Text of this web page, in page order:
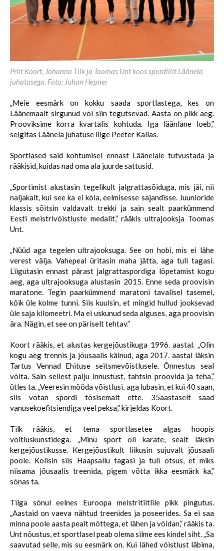
Priit Koort, Johanna Tilk ja Toomas Unt koos spordiliit Läänela
juhatusega. Foto: Juhan Hepner
„Meie eesmärk on kokku saada sportlastega, kes on
Läänemaalt sirgunud või siin tegutsevad. Aasta on pikk aeg.
Prooviksime korra kvartalis kohtuda. Iga läänlane loeb,”
selgitas Läänela juhatuse liige Peeter Kallas.
Sportlased said kohtumisel ennast Läänelale tutvustada ja
rääkisid, kuidas nad oma ala juurde sattusid.
„Sportimist alustasin tegelikult jalgrattasõiduga, mis jäi, nii
naljakalt, kui see ka ei kõla, eelmisesse sajandisse. Juunioride
klassis sõitsin valdavalt trekki ja sain sealt paarkümmend
Eesti meistrivõistluste medalit,” rääkis ultrajooksja Toomas
Unt.
„Nüüd aga tegelen ultrajooksuga. See on hobi, mis ei lähe
verest välja. Vahepeal üritasin maha jätta, aga tuli tagasi.
Liigutasin ennast pärast jalgrattaspordiga lõpetamist kogu
aeg, aga ultrajooksuga alustasin 2015. Enne seda proovisin
maratone. Tegin paarkümmend maratoni tavalisel tasemel,
kõik üle kolme tunni. Siis kuulsin, et mingid hullud jooksevad
üle saja kilomeetri. Ma ei uskunud seda alguses, aga proovisin
ära. Nägin, et see on päriselt tehtav.”
Koort rääkis, et alustas kergejõustikuga 1996. aastal. „Olin
kogu aeg trennis ja jõusaalis käinud, aga 2017. aastal läksin
Tartus Vennad Ehituse seitsmevõistlusele. Õnnestus seal
võita. Sain sellest palju innustust, tahtsin proovida ja teha,”
ütles ta. „Veeresin mööda võistlusi, aga lubasin, et kui 40 saan,
siis võtan spordi tõsisemalt ette. 35aastaselt saad
vanusekoefitsiendiga veel peksa,” kirjeldas Koort.
Tilk rääkis, et tema sportlasetee algas hoopis
võitluskunstidega. „Minu sport oli karate, sealt läksin
kergejõustikusse. Kergejõustikult liikusin sujuvalt jõusaali
poole. Kolisin siis Haapsallu tagasi ja tuli otsus, et miks
niisama jõusaalis treenida, pigem võtta ikka eesmärk ka,”
sõnas ta.
Tilga sõnul eelnes Euroopa meistritiitlile pikk pingutus.
„Aastaid on vaeva nähtud treenides ja poseerides. Sa ei saa
minna poole aasta pealt mõttega, et lähen ja võidan,” rääkis ta.
Unt nõustus, et sportlasel peab olema silme ees kindel siht. „Sa
saavutad selle, mis su eesmärk on. Kui lähed võistlust läbima,